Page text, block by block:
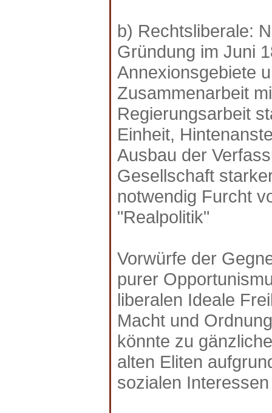
b) Rechtsliberale:
Gründung im Juni
Annexionsgebiete
Zusammenarbeit
Regierungsarbeit
Einheit,
Ausbau der
Gesellschaft
notwendig Furcht
"Realpolitik"
Vorwürfe der
purer
liberalen Ideale
Macht und
könnte zu
alten Eliten
sozialen Interessen